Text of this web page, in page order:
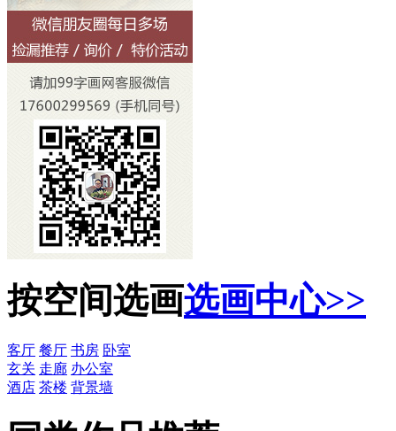
按空间选画选画中心>>
客厅 餐厅 书房 卧室
玄关 走廊 办公室
酒店 茶楼 背景墙